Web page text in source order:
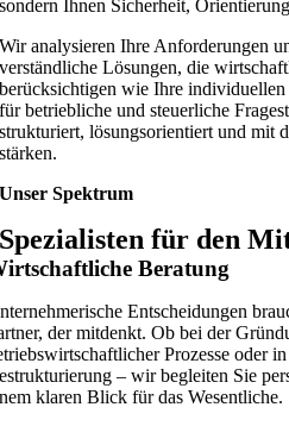
sondern Ihnen Sicherheit,
Wir analysieren Ihre Anforderungen
verständliche Lösungen, die
berücksichtigen wie Ihre
für betriebliche und steuerliche
strukturiert, lösungsorientiert und mit
stärken.
Unser Spektrum
Spezialisten für den
Beratung
Entscheidungen
der mitdenkt. Ob bei der
Prozesse oder
– wir begleiten Sie
klaren Blick für das Wesentliche.